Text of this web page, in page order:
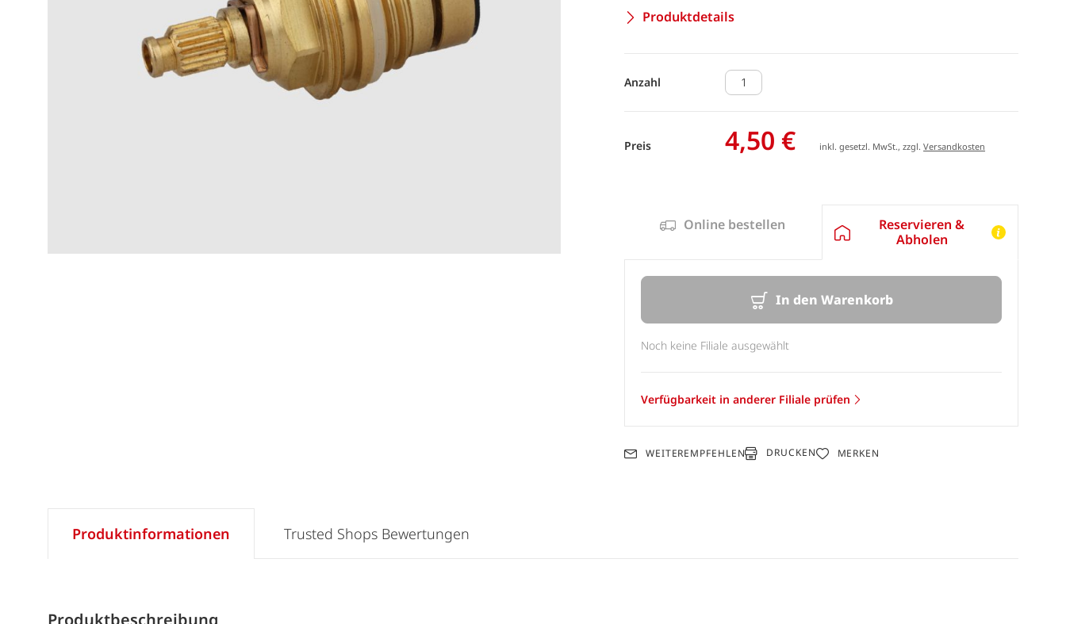
Produktdetails
Anzahl
Preis 4,50 € inkl. gesetzl. MwSt., zzgl.Versandkosten
Online bestellen
Reservieren &
Abholen
In den Warenkorb
Noch keine Filiale ausgewählt
Verfügbarkeit in anderer Filiale prüfen
WEITEREMPFEHLEN DRUCKEN MERKEN
Produktinformationen
Produktbeschreibung
Trusted Shops Bewertungen